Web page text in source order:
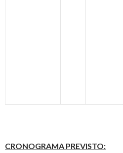
CRONOGRAMA PREVISTO: